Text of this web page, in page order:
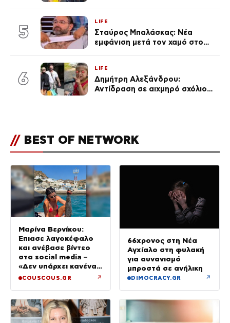
5
LIFE
Σταύρος Μπαλάσκας: Νέα
εμφάνιση μετά τον χαμό στο
6
LIFE
Δημήτρη Αλεξάνδρου:
Αντίδραση σε αιχμηρό σχόλιο
// BEST OF NETWORK
Μαρίνα Βερνίκου:
Έπιασε λαγοκέφαλο
και ανέβασε βίντεο
στα social media –
«Δεν υπάρχει κανένας
λόγος να φοβόμαστε»
COUSCOUS.GR ↗
66χρονος στη Νέα
Αγχίαλο στη φυλακή
για αυνανισμό
μπροστά σε ανήλικη
DIMOCRACY.GR ↗